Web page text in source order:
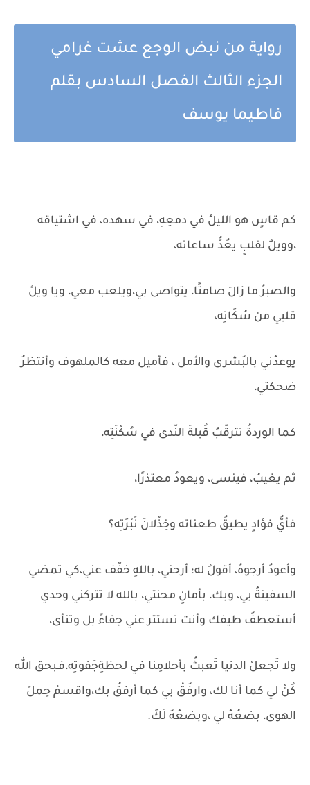
رواية من نبض الوجع عشت غرامي
الجزء الثالث الفصل السادس بقلم
فاطيما يوسف
كم قاسٍ هو الليلُ في دمعِهِ، في سهده، في اشتياقه
،وويلٌ لقلبٍ يعُدُّ ساعاته،
والصبرُ ما زالَ صامتًا، يتواصى بي،ويلعب معي، ويا ويلٌ
قلبي من سُكَاتِه،
يوعدُني بالبُشرى والأمل ، فأميل معه كالملهوف وأنتظرُ
ضحكتي،
كما الوردةُ تترقّبُ قُبلةَ النّدى في سُكْنَتِه،
ثم يغيبُ، فينسى، ويعودُ معتذرًا،
فأيُّ فؤادٍ يطيقُ طعناته وخِذْلانَ نَبْرَتِه؟
وأعودُ أرجوهُ، أقولُ له؛ أرحني، باللهِ خفّف عني،كي تمضي
السفينةُ بي، وبك، بأمانِ محنتي، بالله لا تتركني وحدي
أستعطفُ طيفك وأنت تستتر عني جفاءً بل وتنأى،
ولا تَجعلْ الدنيا تَعبثُ بأحلامِنا في لحظةِجَفوتِه،فـبحق الله
كُنْ لي كما أنا لك، وارفُقْ بي كما أرفقُ بك،واقسمْ حِملَ
الهوى، بضعُهُ لي ،وبضعُهُ لَكَ.